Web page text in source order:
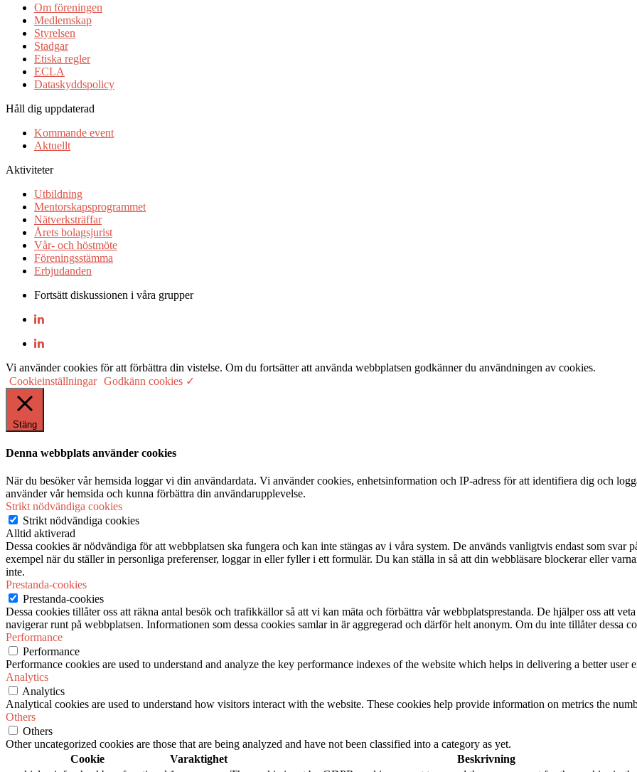
Om föreningen
Medlemskap
Styrelsen
Stadgar
Etiska regler
ECLA
Dataskyddspolicy
Håll dig uppdaterad
Kommande event
Aktuellt
Aktiviteter
Utbildning
Mentorskapsprogrammet
Nätverksträffar
Årets bolagsjurist
Vår- och höstmöte
Föreningsstämma
Erbjudanden
Fortsätt diskussionen i våra grupper
Vi använder cookies för att förbättra din vistelse. Om du fortsätter att använda webbplatsen godkänner du användningen av cookies.
Cookieinställningar Godkänn cookies ✓
Stäng
Denna webbplats använder cookies
När du besöker vår hemsida loggar vi din användardata. Vi använder cookies, enhetsinformation och IP-adress för att identifiera dig och
använder vår hemsida och kunna förbättra din användarupplevelse.
Strikt nödvändiga cookies
Strikt nödvändiga cookies
Alltid aktiverad
Dessa cookies är nödvändiga för att webbplatsen ska fungera och kan inte stängas av i våra system. De används vanligtvis endast som
exempel när du ställer in personliga preferenser, loggar in eller fyller i ett formulär. Du kan ställa in så att din webbläsare blockerar eller
inte.
Prestanda-cookies
Prestanda-cookies
Dessa cookies tillåter oss att räkna antal besök och trafikkällor så att vi kan mäta och förbättra vår webbplatsprestanda. De hjälper oss att
navigerar runt på webbplatsen. Informationen som dessa cookies samlar in är aggregerad och därför helt anonym. Om du inte tillåter dessa
Performance
Performance
Performance cookies are used to understand and analyze the key performance indexes of the website which helps in delivering a better user
Analytics
Analytics
Analytical cookies are used to understand how visitors interact with the website. These cookies help provide information on metrics the
Others
Others
Other uncategorized cookies are those that are being analyzed and have not been classified into a category as yet.
Cookie
Varaktighet
Beskrivning